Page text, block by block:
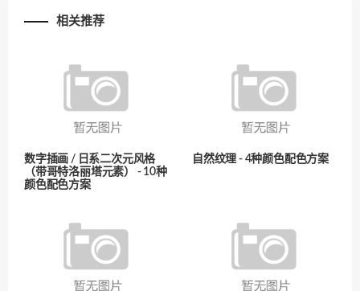
相关推荐
数字插画 / 日系二次元风格
（带哥特洛丽塔元素） - 10种
颜色配色方案
自然纹理 - 4种颜色配色方案